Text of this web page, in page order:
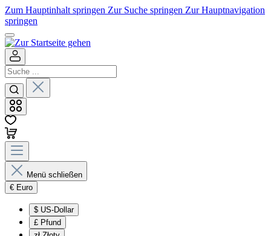
Zum Hauptinhalt springen Zur Suche springen Zur Hauptnavigation
springen
Menü schließen
€ Euro
$ US-Dollar
£ Pfund